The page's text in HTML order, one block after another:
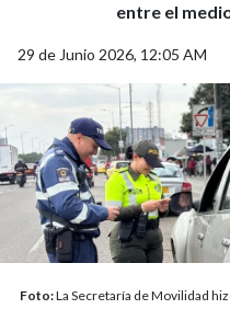
entre el
29 de Junio 2026, 12:05 AM
Foto:La Secretaría de Movilidad